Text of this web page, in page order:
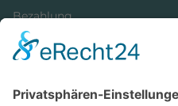
Bezahlung
Newsletter
Versandinformationen